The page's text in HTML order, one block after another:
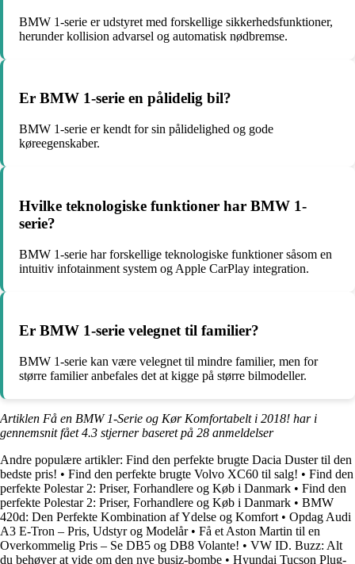
BMW 1-serie er udstyret med forskellige sikkerhedsfunktioner,
herunder kollision advarsel og automatisk nødbremse.
Er BMW 1-serie en pålidelig bil?
BMW 1-serie er kendt for sin pålidelighed og gode
køreegenskaber.
Hvilke teknologiske funktioner har BMW 1-
serie?
BMW 1-serie har forskellige teknologiske funktioner såsom en
intuitiv infotainment system og Apple CarPlay integration.
Er BMW 1-serie velegnet til familier?
BMW 1-serie kan være velegnet til mindre familier, men for
større familier anbefales det at kigge på større bilmodeller.
Artiklen Få en BMW 1-Serie og Kør Komfortabelt i 2018! har i
gennemsnit fået4.3 stjerner baseret på 28 anmeldelser
Andre populære artikler: Find den perfekte brugte Dacia Duster til den
bedste pris! • Find den perfekte brugte Volvo XC60 til salg! • Find den
perfekte Polestar 2: Priser, Forhandlere og Køb i Danmark • Find den
perfekte Polestar 2: Priser, Forhandlere og Køb i Danmark • BMW
420d: Den Perfekte Kombination af Ydelse og Komfort • Opdag Audi
A3 E-Tron – Pris, Udstyr og Modelår• Få et Aston Martin til en
Overkommelig Pris – Se DB5 og DB8 Volante! • VW ID. Buzz: Alt
du behøver at vide om den nye busiz-bombe • Hyundai Tucson Plug-